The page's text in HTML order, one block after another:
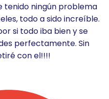
tenido ningún problema
todo a sido increíble.
si todo iba bien y se
perfectamente. Sin
con el!!!!